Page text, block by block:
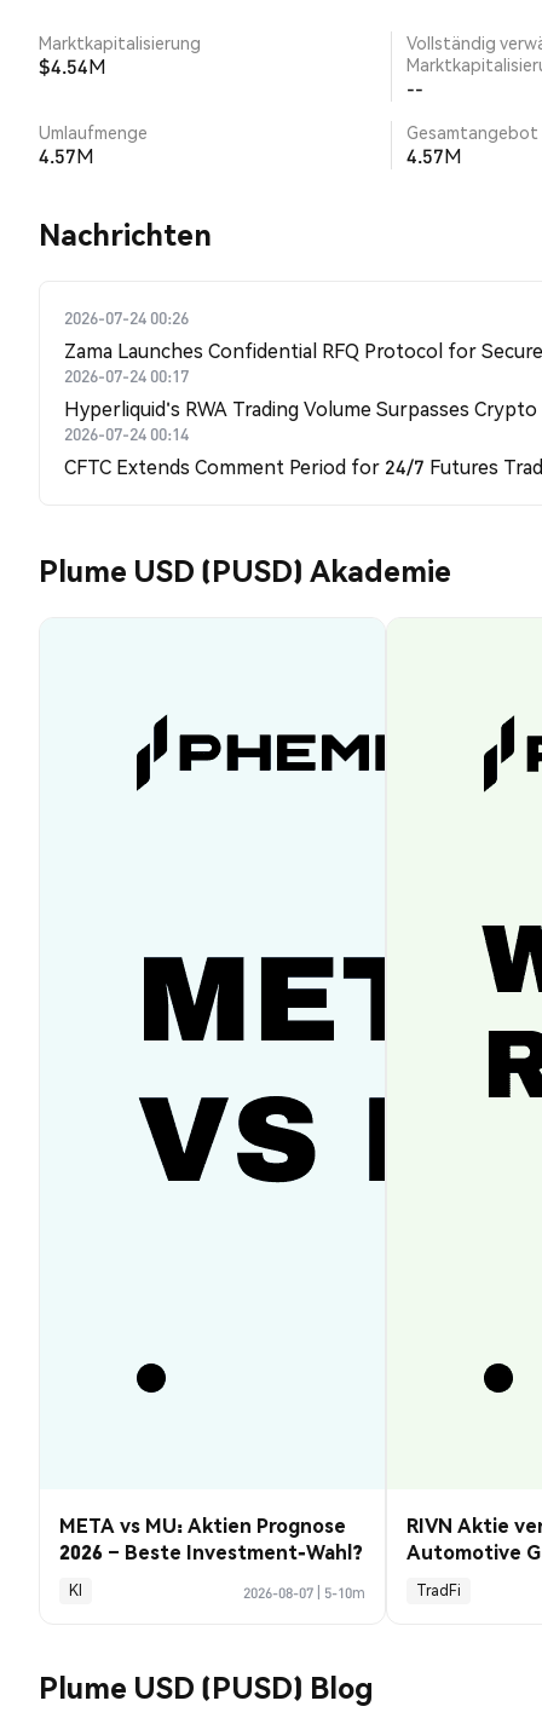
Marktkapitalisierung
$4.54M
Vollständig
--
Umlaufmenge
4.57M
Gesamtangebot
4.57M
Nachrichten
2026-07-24 00:26
Zama Launches Confidential RFQ Protocol for
2026-07-24 00:17
Hyperliquid's RWA Trading Volume Surpasses
2026-07-24 00:14
CFTC Extends Comment Period for 24/7 Futures
Plume USD (PUSD) Akademie
META vs MU: Aktien Prognose
2026 – Beste Investment-Wahl?
KI 2026-08-07 5-10m
RIVN Aktie
Automotive
TradFi
Plume USD (PUSD) Blog